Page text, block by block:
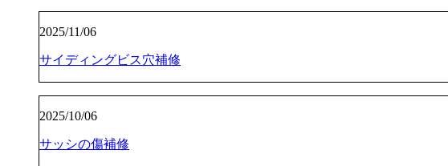
2025/11/06
サイディングビス穴補修
2025/10/06
サッシの傷補修